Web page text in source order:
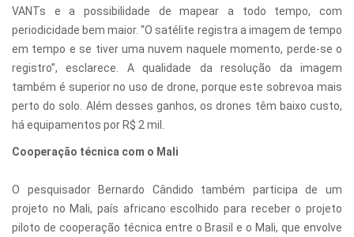
VANTs e a possibilidade de mapear a todo tempo, com
periodicidade bem maior. “O satélite registra a imagem de tempo
em tempo e se tiver uma nuvem naquele momento, perde-se o
registro”, esclarece. A qualidade da resolução da imagem
também é superior no uso de drone, porque este sobrevoa mais
perto do solo. Além desses ganhos, os drones têm baixo custo,
há equipamentos por R$ 2 mil.
Cooperação técnica com o Mali
O pesquisador Bernardo Cândido também participa de um
projeto no Mali, país africano escolhido para receber o projeto
piloto de cooperação técnica entre o Brasil e o Mali, que envolve